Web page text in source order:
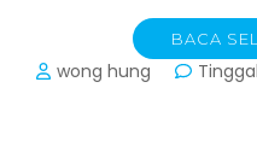
BACA
wong hung